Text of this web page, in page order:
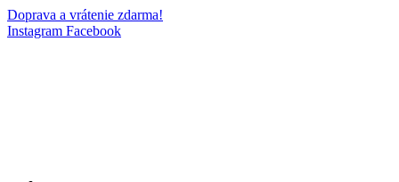
Doprava a vrátenie zdarma!
Instagram Facebook